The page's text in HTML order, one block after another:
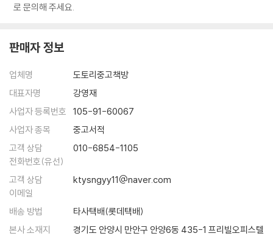
로 문의해 주세요.
판매자 정보
업체명
도토리중고책방
대표자명
강영재
사업자 등록번호
105-91-60067
사업자 종목
중고서적
고객 상담
전화번호(유선)
010-6854-1105
고객 상담
이메일
ktysngyy11@naver.com
배송 방법
타사택배(롯데택배)
본사 소재지
경기도 안양시 만안구 안양6동 435-1 프리빌오피스텔